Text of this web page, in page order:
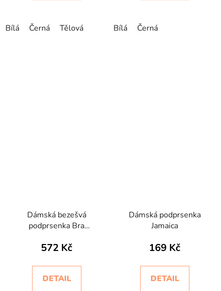
Bílá Černá Tělová Bílá Černá
Dámská bezešvá
podprsenka Bra
Intimidea
572 Kč
DETAIL
Dámská podprsenka
Jamaica
169 Kč
DETAIL